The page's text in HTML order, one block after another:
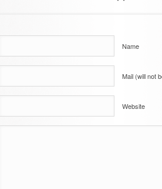
Name
Mail (will not
Website